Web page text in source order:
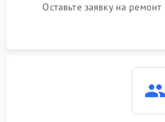
Оставьте заявку на